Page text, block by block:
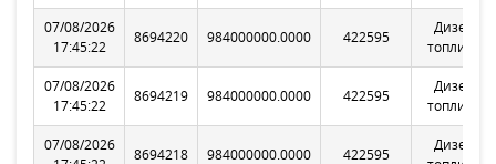
07/08/2026
17:45:22
8694220 984000000.0000 422595
топливо
07/08/2026
17:45:22
8694219 984000000.0000 422595
топливо
07/08/2026
8694218 984000000.0000 422595